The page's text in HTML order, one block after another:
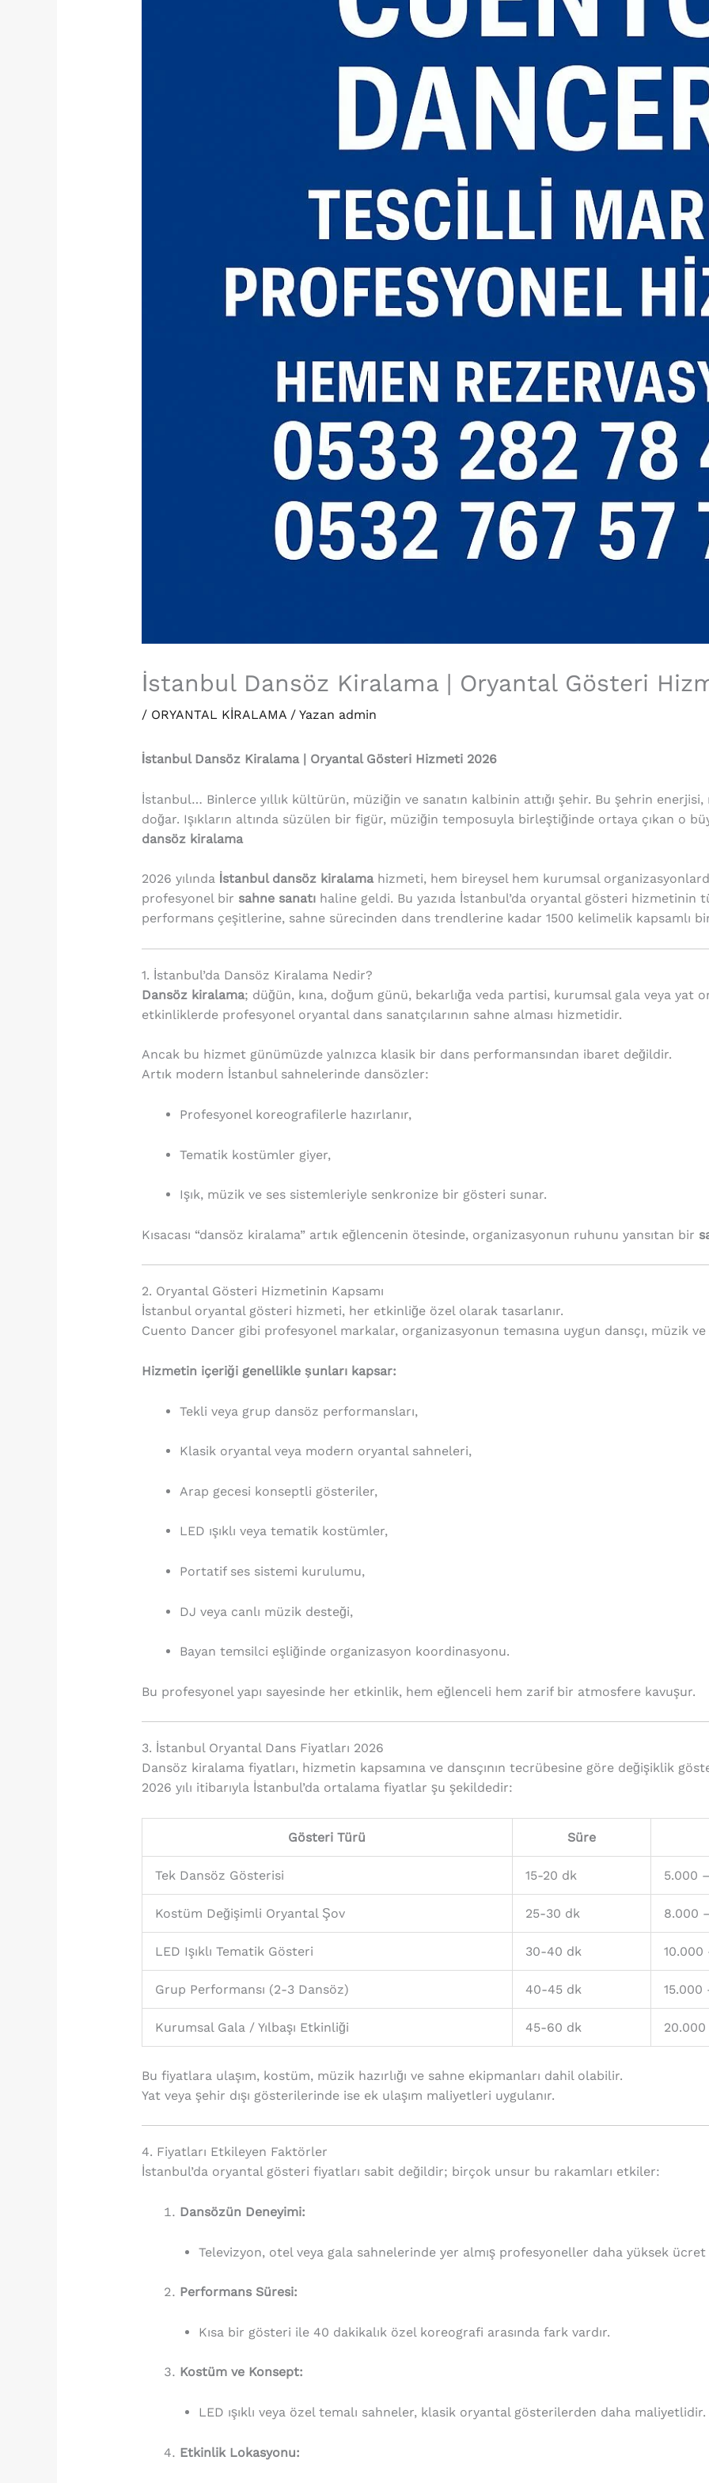
İstanbul Dansöz Kiralama | Oryantal Gösteri
/ ORYANTAL KİRALAMA/ Yazan admin
İstanbul Dansöz Kiralama | Oryantal Gösteri Hizmeti 2026
İstanbul… Binlerce yıllık kültürün, müziğin ve sanatın kalbinin attığı şehir. Bu şehrin enerjisi,
doğar. Işıkların altında süzülen bir figür, müziğin temposuyla birleştiğinde ortaya çıkan o
dansöz kiralama
2026 yılında İstanbul dansöz kiralamahizmeti, hem bireysel hem kurumsal
profesyonel bir sahne sanatıhaline geldi. Bu yazıda İstanbul’da oryantal gösteri hizmetinin
performans çeşitlerine, sahne sürecinden dans trendlerine kadar 1500 kelimelik kapsamlı
1. İstanbul’da Dansöz Kiralama Nedir?
Dansöz kiralama; düğün, kına, doğum günü, bekarlığa veda partisi, kurumsal gala veya yat
etkinliklerde profesyonel oryantal dans sanatçılarının sahne alması hizmetidir.
Ancak bu hizmet günümüzde yalnızca klasik bir dans performansından ibaret değildir.
Artık modern İstanbul sahnelerinde dansözler:
Profesyonel koreografilerle hazırlanır,
Tematik kostümler giyer,
Işık, müzik ve ses sistemleriyle senkronize bir gösteri sunar.
Kısacası “dansöz kiralama” artık eğlencenin ötesinde, organizasyonun ruhunu yansıtan bir
2. Oryantal Gösteri Hizmetinin Kapsamı
İstanbul oryantal gösteri hizmeti, her etkinliğe özel olarak tasarlanır.
Cuento Dancer gibi profesyonel markalar, organizasyonun temasına uygun dansçı, müzik
Hizmetin içeriği genellikle şunları kapsar:
Tekli veya grup dansöz performansları,
Klasik oryantal veya modern oryantal sahneleri,
Arap gecesi konseptli gösteriler,
LED ışıklı veya tematik kostümler,
Portatif ses sistemi kurulumu,
DJ veya canlı müzik desteği,
Bayan temsilci eşliğinde organizasyon koordinasyonu.
Bu profesyonel yapı sayesinde her etkinlik, hem eğlenceli hem zarif bir atmosfere kavuşur.
3. İstanbul Oryantal Dans Fiyatları 2026
Dansöz kiralama fiyatları, hizmetin kapsamına ve dansçının tecrübesine göre değişiklik
2026 yılı itibarıyla İstanbul’da ortalama fiyatlar şu şekildedir:
Gösteri Türü Süre
Tek Dansöz Gösterisi 15-20 dk 5.000
Kostüm Değişimli Oryantal Şov 25-30 dk 8.000
LED Işıklı Tematik Gösteri 30-40 dk 10.000
Grup Performansı (2-3 Dansöz) 40-45 dk 15.000
Kurumsal Gala / Yılbaşı Etkinliği 45-60 dk
Bu fiyatlara ulaşım, kostüm, müzik hazırlığı ve sahne ekipmanları dahil olabilir.
Yat veya şehir dışı gösterilerinde ise ek ulaşım maliyetleri uygulanır.
4. Fiyatları Etkileyen Faktörler
İstanbul’da oryantal gösteri fiyatları sabit değildir; birçok unsur bu rakamları etkiler:
Dansözün Deneyimi:
Televizyon, otel veya gala sahnelerinde yer almış profesyoneller daha yüksek
Performans Süresi:
Kısa bir gösteri ile 40 dakikalık özel koreografi arasında fark vardır.
Kostüm ve Konsept:
LED ışıklı veya özel temalı sahneler, klasik oryantal gösterilerden daha maliyetlidir.
Etkinlik Lokasyonu: